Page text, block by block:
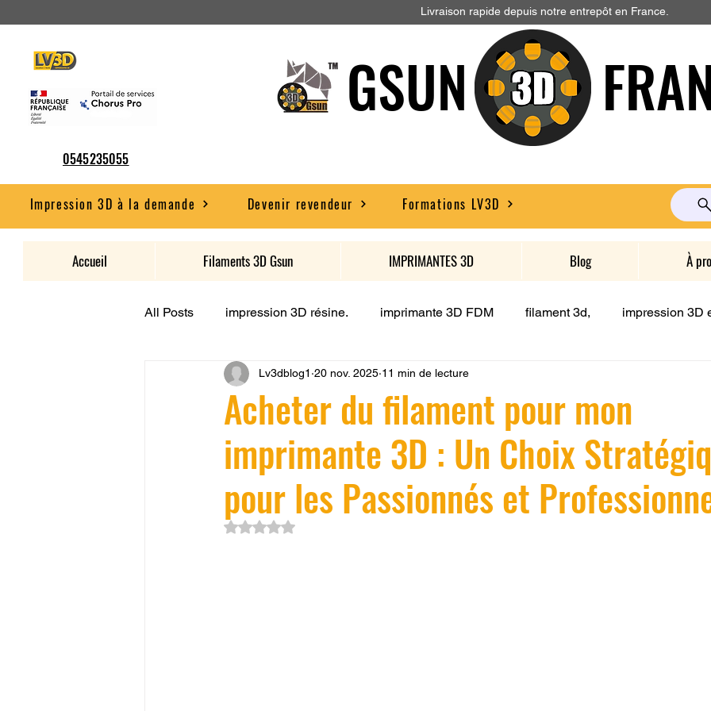
Livraison rapide depuis notre entrepôt en France.
0545235055
GSUN
Impression 3D à la demande Devenir revendeur Formations LV3D
Accueil Filaments 3D Gsun IMPRIMANTES 3D Blog À
All Posts impression 3D résine. imprimante 3D FDM filament 3d, impression 3D
CONCESSION LV3D JEU LV3D Formation
SCANNER 3D Formation à l'impression 3D CPF impression 3D à la demande
filament 3D Refaire une piece en 3D Filament PETG Filament ABS
Acheter du filament pour mon
imprimante 3D : Un Choix
pour les Passionnés et
Lv3dblog1 20 nov. 2025 11 min de lecture
Noté NaN étoiles sur 5.